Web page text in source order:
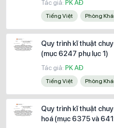
Tác giả: PK AĐ
Tiếng Việt Phòng
Quy trình kĩ thuật
(mục 6247 phụ lục 1)
Tác giả: PK AĐ
Tiếng Việt Phòng
Quy trình kĩ thuật
hoá (mục 6375 và